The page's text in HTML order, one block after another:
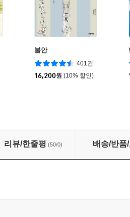
불안
401건
16,200원 (10% 할인)
리뷰/한줄평 (50/0) 배송/반품